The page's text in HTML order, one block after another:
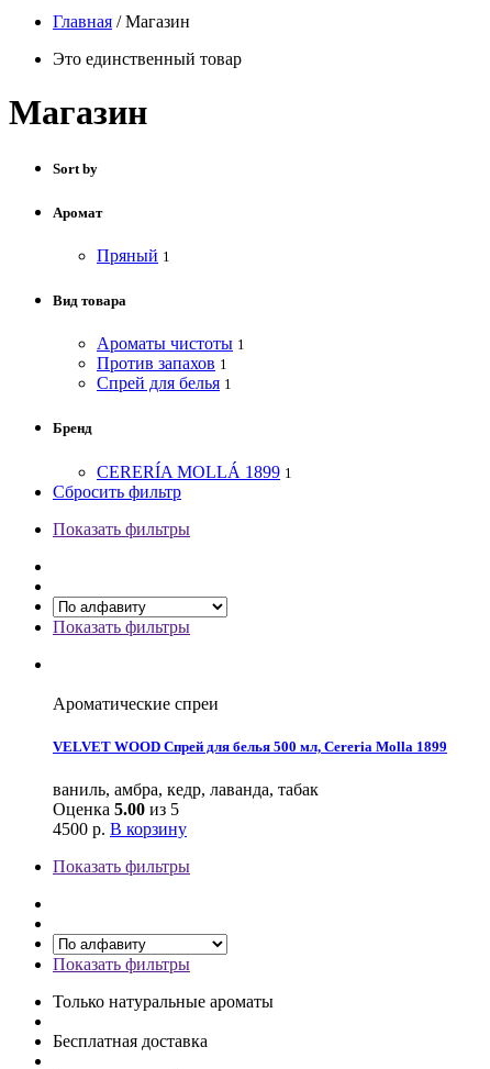
Главная /Магазин
Это единственный товар
Магазин
Sort by
Аромат
Пряный 1
Вид товара
Ароматы чистоты 1
Против запахов 1
Спрей для белья 1
Бренд
CERERÍA MOLLÁ 1899 1
Сбросить фильтр
Показать фильтры
Показать фильтры
Ароматические спреи
VELVET WOOD Спрей для белья 500 мл, Cereria Molla 1899
ваниль, амбра, кедр, лаванда, табак
Оценка 5.00 из 5
4500 р. В корзину
Показать фильтры
Показать фильтры
Только натуральные ароматы
Бесплатная доставка